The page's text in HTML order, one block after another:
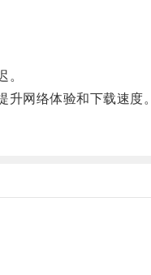
。
网络体验和下载速度。